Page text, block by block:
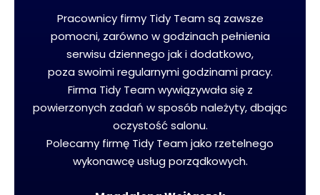
Pracownicy firmy Tidy Team są zawsze
pomocni, zarówno w godzinach pełnienia
serwisu dziennego jak i dodatkowo,
poza swoimi regularnymi godzinami pracy.
Firma Tidy Team wywiązywała się z
powierzonych zadań w sposób należyty, dbając
oczystość salonu.
Polecamy firmę Tidy Team jako rzetelnego
wykonawcę usług porządkowych.